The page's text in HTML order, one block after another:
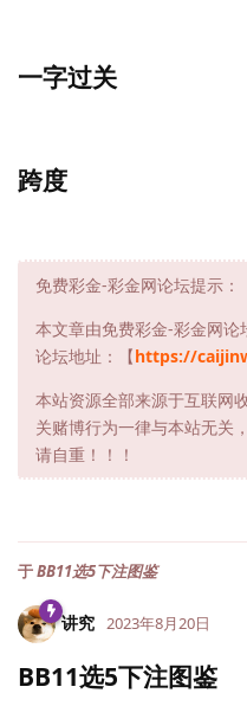
一字过关
跨度
免费彩金-彩金网论坛提示：
本文章由免费彩金-彩金网论
论坛地址：【https://
本站资源全部来源于互联网
关赌博行为一律与本站无关
请自重！！！
于BB11选5下注图鉴
讲究 2023年8月20日
BB11选5下注图鉴